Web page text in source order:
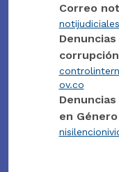
Correo
ov.co
en